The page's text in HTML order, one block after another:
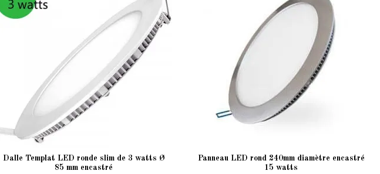
Dalle Templat LED ronde slim de 3 watts Ø
85 mm encastré
Panneau LED rond 240mm diamètre encastré
15 watts